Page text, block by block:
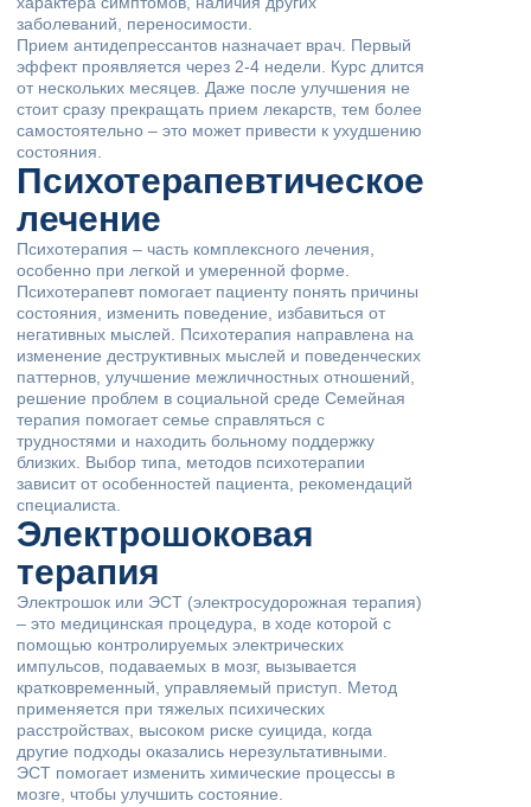
заболеваний, переносимости.
Прием антидепрессантов назначает врач. Первый
эффект проявляется через 2-4 недели. Курс длится
от нескольких месяцев. Даже после улучшения не
стоит сразу прекращать прием лекарств, тем более
самостоятельно – это может привести к ухудшению
состояния.
Психотерапевтическое
лечение
Психотерапия – часть комплексного лечения,
особенно при легкой и умеренной форме.
Психотерапевт помогает пациенту понять причины
состояния, изменить поведение, избавиться от
негативных мыслей. Психотерапия направлена на
изменение деструктивных мыслей и поведенческих
паттернов, улучшение межличностных отношений,
решение проблем в социальной среде Семейная
терапия помогает семье справляться с
трудностями и находить больному поддержку
близких. Выбор типа, методов психотерапии
зависит от особенностей пациента, рекомендаций
специалиста.
Электрошоковая
терапия
Электрошок или ЭСТ (электросудорожная терапия)
– это медицинская процедура, в ходе которой с
помощью контролируемых электрических
импульсов, подаваемых в мозг, вызывается
кратковременный, управляемый приступ. Метод
применяется при тяжелых психических
расстройствах, высоком риске суицида, когда
другие подходы оказались нерезультативными.
ЭСТ помогает изменить химические процессы в
мозге, чтобы улучшить состояние.